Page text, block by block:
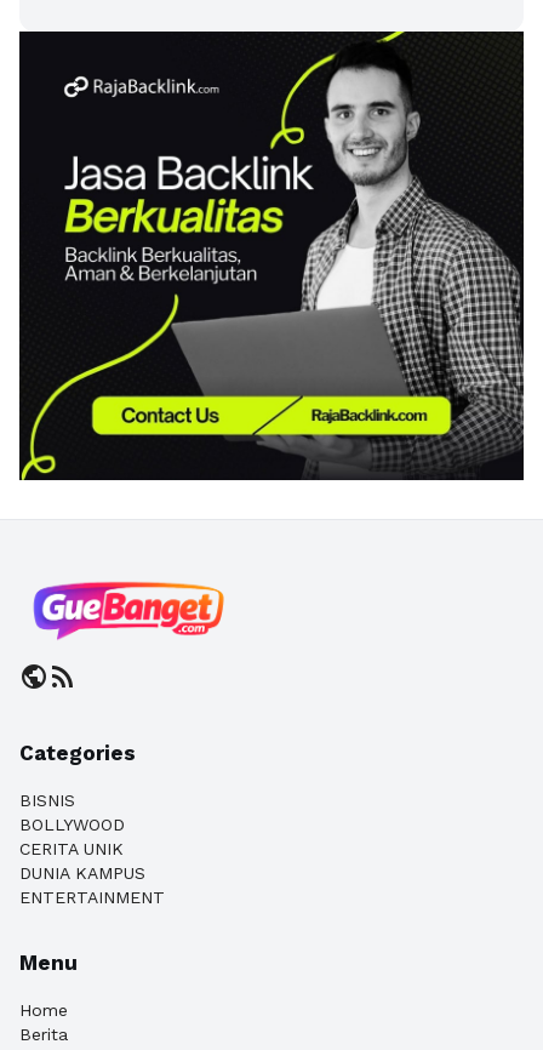
publicrss_feed
Categories
BISNIS
BOLLYWOOD
CERITA UNIK
DUNIA KAMPUS
ENTERTAINMENT
Menu
Home
Berita